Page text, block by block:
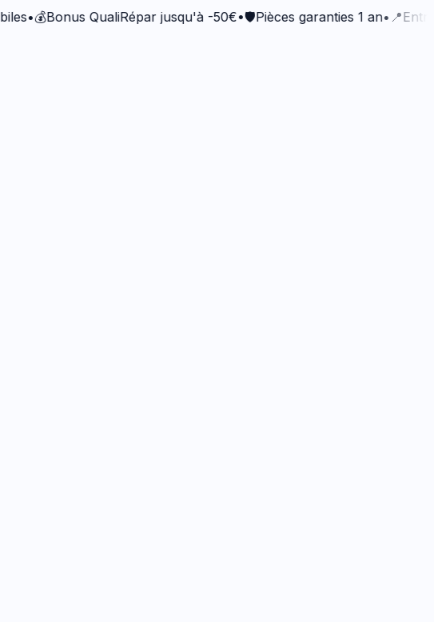
💰Bonus QualiRépar jusqu'à -50€ •🛡️Pièces garanties 1 an•📍